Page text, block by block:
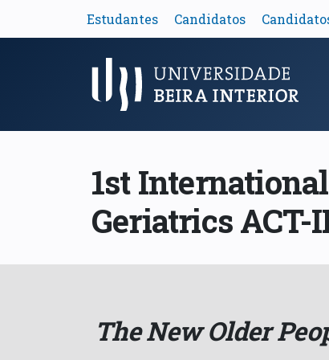
Estudantes Candidatos
Menu Principal
1st
Geriatrics
The New Older